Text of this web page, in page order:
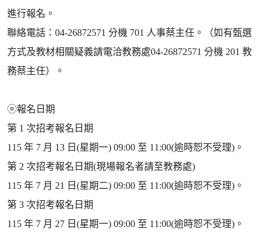
進行報名。
聯絡電話：04-26872571 分機 701 人事蔡主任。（如有甄選
方式及教材相關疑義請電洽教務處04-26872571 分機 201 教
務蔡主任）。
ⓞ報名日期
第 1 次招考報名日期
115 年 7 月 13 日(星期一) 09:00 至 11:00(逾時恕不受理)。
第 2 次招考報名日期(現場報名者請至教務處)
115 年 7 月 21 日(星期二) 09:00 至 11:00(逾時恕不受理)。
第 3 次招考報名日期
115 年 7 月 27 日(星期一) 09:00 至 11:00(逾時恕不受理)。